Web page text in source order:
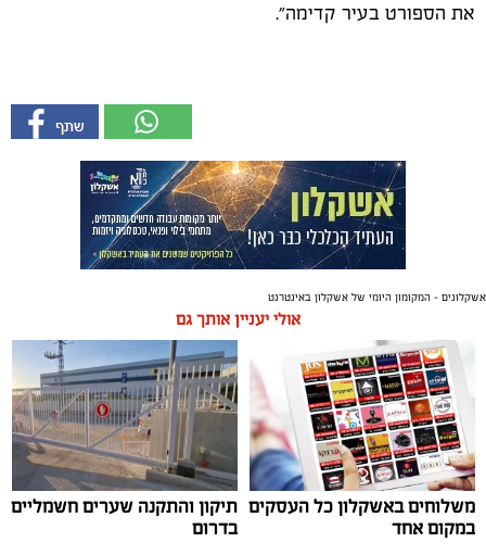
את הספורט בעיר קדימה״.
אשקלונים - המקומון היומי של אשקלון באינטרנט
אולי יעניין אותך גם
משלוחים באשקלון כל העסקים
במקום אחד
תיקון והתקנה שערים חשמליים
בדרום